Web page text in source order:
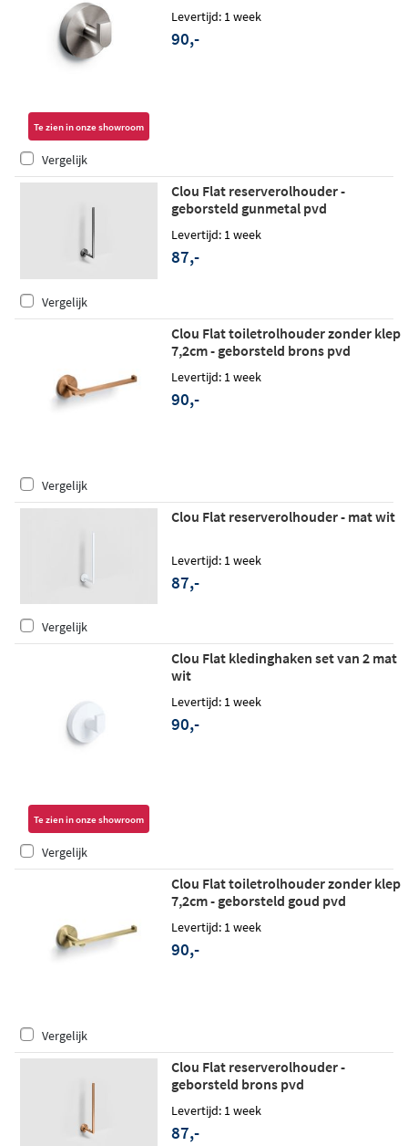
Te zien in onze showroom
Levertijd: 1 week
90,-
Vergelijk
Clou Flat reserverolhouder -
geborsteld gunmetal pvd
Levertijd: 1 week
87,-
Vergelijk
Clou Flat toiletrolhouder zonder klep
7,2cm - geborsteld brons pvd
Levertijd: 1 week
90,-
Vergelijk
Clou Flat reserverolhouder - mat wit
Levertijd: 1 week
87,-
Vergelijk
Te zien in onze showroom
Clou Flat kledinghaken set van 2 mat
wit
Levertijd: 1 week
90,-
Vergelijk
Clou Flat toiletrolhouder zonder klep
7,2cm - geborsteld goud pvd
Levertijd: 1 week
90,-
Vergelijk
Clou Flat reserverolhouder -
geborsteld brons pvd
Levertijd: 1 week
87,-